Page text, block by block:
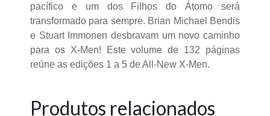
pacífico e um dos Filhos do Átomo será
transformado para sempre. Brian Michael Bendis
e Stuart Immonen desbravam um novo caminho
para os X-Men! Este volume de 132 páginas
reúne as edições 1 a 5 de All-New X-Men.
Produtos relacionados